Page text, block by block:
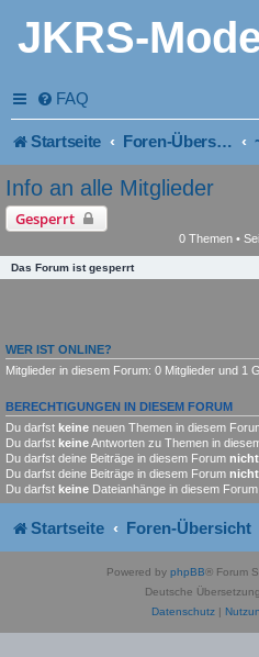
JKRS-
FAQ
Startseite Foren-Übersicht
Info an alle Mitglieder
Gesperrt
0 Themen •
Das Forum ist gesperrt
WER IST ONLINE?
Mitglieder in diesem Forum: 0 Mitglieder und 1
BERECHTIGUNGEN IN DIESEM FORUM
Du darfst keine neuen Themen in diesem
Du darfst keineAntworten zu Themen in
Du darfst deine Beiträge in diesem Forum nicht
Du darfst deine Beiträge in diesem Forum nicht
Du darfst keine Dateianhänge in diesem Forum
Startseite Foren-Übersicht
Powered by phpBB® Forum
Deutsche
Datenschutz|